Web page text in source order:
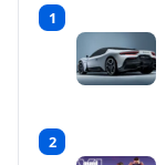
1
2